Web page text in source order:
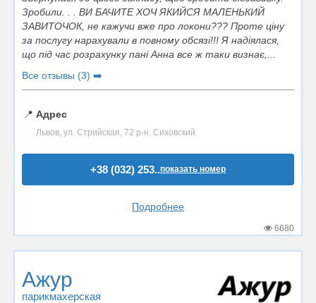
Зробили. . . ВИ БАЧИТЕ ХОЧ ЯКИЙСЯ МАЛЕНЬКИЙ
ЗАВИТОЧОК, не кажучи вже про локони??? Проте ціну
за послугу нарахували в повному обсязі!!! Я надіялася,
що під час розрахунку пані Анна все ж таки визнає,...
Все отзывы (3) ➡️
📍 Адрес
Львов, ул. Стрийская, 72 р-н. Сиховский
+38 (032) 253..показать номер
Подробнее
6680
Ажур
парикмахерская